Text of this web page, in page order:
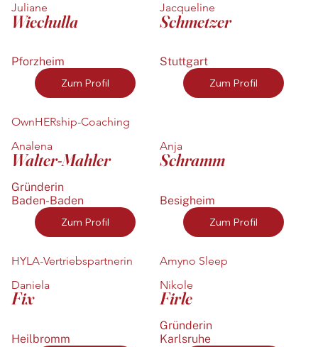
Juliane
Wiechulla
Pforzheim
Zum Profil
Jacqueline
Schmetzer
Stuttgart
Zum Profil
OwnHERship-Coaching
Analena
Walter-Mahler
Gründerin
Baden-Baden
Zum Profil
Anja
Schramm
Besigheim
Zum Profil
HYLA-Vertriebspartnerin
Daniela
Fix
Heilbromm
Amyno Sleep
Nikole
Firle
Gründerin
Karlsruhe